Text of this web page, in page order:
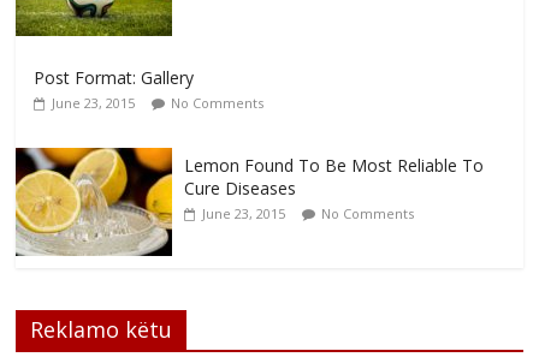
Post Format: Gallery
June 23, 2015 No Comments
Lemon Found To Be Most Reliable To
Cure Diseases
June 23, 2015 No Comments
Reklamo këtu